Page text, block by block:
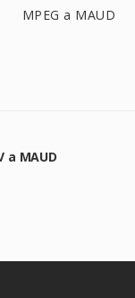
MPEG a MAUD
a MAUD